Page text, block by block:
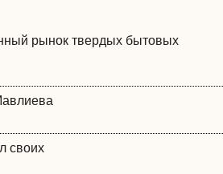
рынок твердых бытовых
своих